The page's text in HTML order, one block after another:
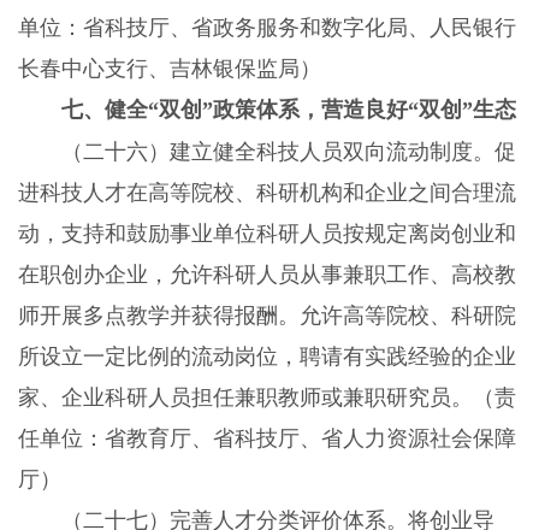
单位：省科技厅、省政务服务和数字化局、人民银行
长春中心支行、吉林银保监局）
七、健全“双创”政策体系，营造良好“双创”生态
（二十六）建立健全科技人员双向流动制度。促
进科技人才在高等院校、科研机构和企业之间合理流
动，支持和鼓励事业单位科研人员按规定离岗创业和
在职创办企业，允许科研人员从事兼职工作、高校教
师开展多点教学并获得报酬。允许高等院校、科研院
所设立一定比例的流动岗位，聘请有实践经验的企业
家、企业科研人员担任兼职教师或兼职研究员。（责
任单位：省教育厅、省科技厅、省人力资源社会保障
厅）
（二十七）完善人才分类评价体系。将创业导